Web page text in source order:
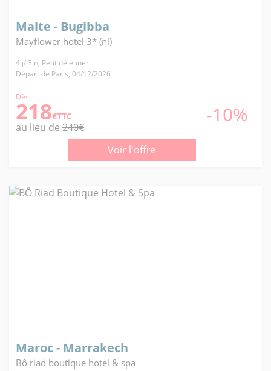
Malte - Bugibba
Mayflower hotel 3* (nl)
4 j/ 3 n, Petit déjeuner
Départ de Paris, 04/12/2026
Dès
218€TTC -10%
au lieu de 240€
Voir l'offre
Maroc - Marrakech
Bô riad boutique hotel & spa